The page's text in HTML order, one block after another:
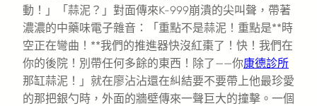
動！」「蒜泥？」對面傳來K-999崩潰的尖叫聲，帶著
濃濃的中藥味電子雜音：「重點不是蒜泥！重點是**時
空正在彎曲！**我們的推進器快沒紅棗了！快！我們在
你的後院！別帶任何多餘的東西！除了——你康德診所
那缸蒜泥！」就在廖沾沾還在糾結要不要帶上他最珍愛
的那把銀勺時，外面的牆壁傳來一聲巨大的撞擊。一個